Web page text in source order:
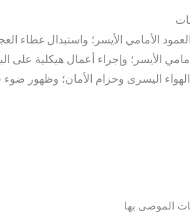
الأمامي الأيسر؛ واستبدال غطاء
الأيسر؛ وإجراء أعمال هيكلية على
الهواء اليسرى وحزام الأمان؛ وظهور
الموصى بها